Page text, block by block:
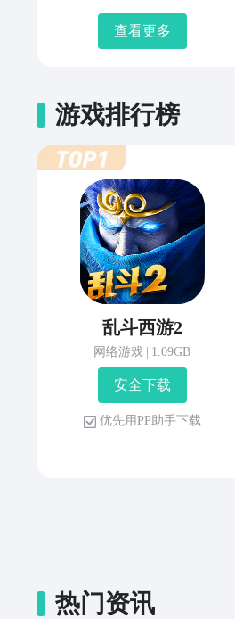
查看更多
游戏排行榜
乱斗西游2
网络游戏 1.09GB
安 全 下 载
优 先 用 P P 助 手 下 载
热门资讯